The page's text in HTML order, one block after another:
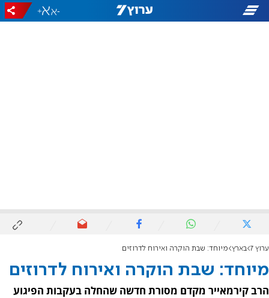
-
+
ערוץ 7 בארץ מיוחד: שבת הוקרה ואירוח לדרוזים
מיוחד: שבת הוקרה ואירוח לדרוזים
הרב קירמאייר מקדם מסורת חדשה שהחלה בעקבות הפיגוע